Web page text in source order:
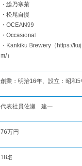
・総乃寒菊
・松尾自慢
・OCEAN99
・Occasional
・Kankiku Brewery（https://
m/）
創業：明治16年、設立：昭和5
代表社員佐瀬 建一
76万円
18名